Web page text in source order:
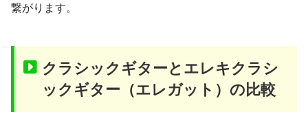
繋がります。
クラシックギターと エレキクラシ
ックギター（エレガット） の比較